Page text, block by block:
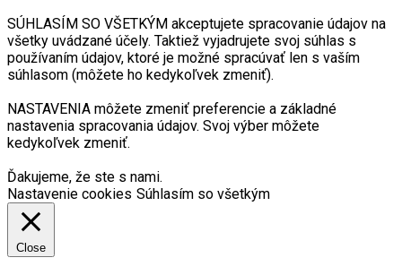
SÚHLASÍM SO VŠETKÝM akceptujete spracovanie údajov na
všetky uvádzané účely. Taktiež vyjadrujete svoj súhlas s
používaním údajov, ktoré je možné spracúvať len s vaším
súhlasom (môžete ho kedykoľvek zmeniť).
NASTAVENIA môžete zmeniť preferencie a základné
nastavenia spracovania údajov. Svoj výber môžete
kedykoľvek zmeniť.
Ďakujeme, že ste s nami.
Nastavenie cookies Súhlasím so všetkým
Close